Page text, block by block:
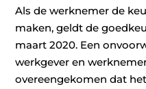
Als de werknemer de
maken, geldt de
maart 2020. Een
werkgever en
overeengekomen dat